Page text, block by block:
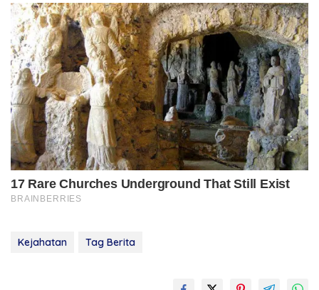
Kejahatan Tag Berita